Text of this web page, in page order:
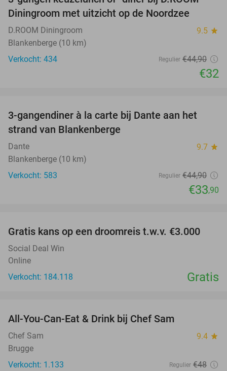
Diningroom met uitzicht op de Noordzee
D.ROOM Diningroom 9.5 star
Blankenberge (10 km)
Verkocht: 434
Regulier €44,90
€32
24%
3-gangendiner à la carte bij Dante aan het
strand van Blankenberge
Dante 9.7 star
Blankenberge (10 km)
Verkocht: 583
Regulier €44,90
€33,90
Gratis kans op een droomreis t.w.v. €3.000
Social Deal Win
Online
Verkocht: 184.118
Gratis
All-You-Can-Eat & Drink bij Chef Sam
Chef Sam 9.4 star
Brugge
Verkocht: 1.133
Regulier €48